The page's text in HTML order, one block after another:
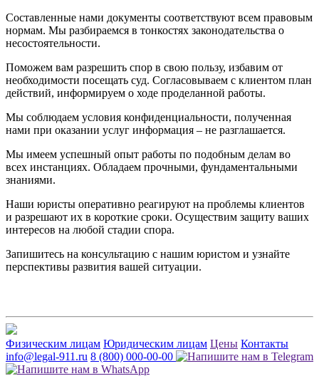
Составленные нами документы соответствуют всем правовым
нормам. Мы разбираемся в тонкостях законодательства о
несостоятельности.
Поможем вам разрешить спор в свою пользу, избавим от
необходимости посещать суд. Согласовываем с клиентом план
действий, информируем о ходе проделанной работы.
Мы соблюдаем условия конфиденциальности, полученная
нами при оказании услуг информация – не разглашается.
Мы имеем успешный опыт работы по подобным делам во
всех инстанциях. Обладаем прочными, фундаментальными
знаниями.
Наши юристы оперативно реагируют на проблемы клиентов
и разрешают их в короткие сроки. Осуществим защиту ваших
интересов на любой стадии спора.
Запишитесь на консультацию с нашим юристом и узнайте
перспективы развития вашей ситуации.
Физическим лицам Юридическим лицам Цены Контакты
info@legal-911.ru 8 (800) 000-00-00